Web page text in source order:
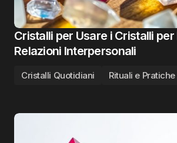
Cristalli per Usare i Cristalli
Relazioni Interpersonali
Cristalli Quotidiani Rituali e Pratiche